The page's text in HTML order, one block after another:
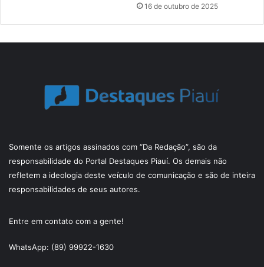
16 de outubro de 2025
Somente os artigos assinados com “Da Redação”, são da
responsabilidade do Portal Destaques Piauí. Os demais não
refletem a ideologia deste veículo de comunicação e são de inteira
responsabilidades de seus autores.
Entre em contato com a gente!
WhatsApp: (89) 99922-1630